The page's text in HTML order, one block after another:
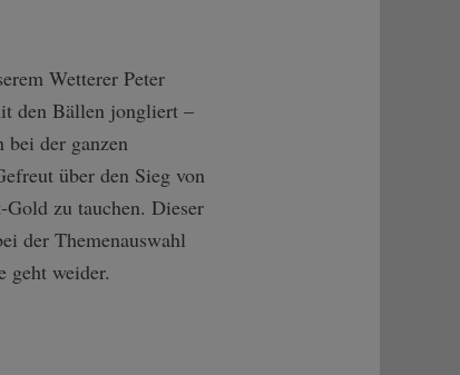
Wetterer Peter
den Bällen jongliert –
bei der ganzen
über den Sieg von
zu tauchen. Dieser
der Themenauswahl
geht weider.